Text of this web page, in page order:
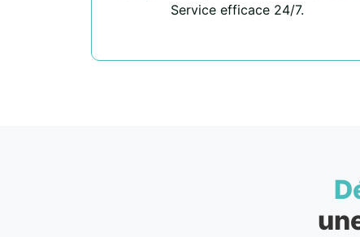
Service efficace 24/7.